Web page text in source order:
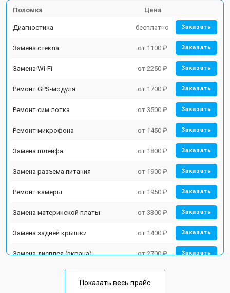
Поломка Цена
Диагностика бесплатно Заказать
Замена стекла от 1100 ₽ Заказать
Замена Wi-Fi от 2250 ₽ Заказать
Ремонт GPS-модуля от 1700 ₽ Заказать
Ремонт сим лотка от 3500 ₽ Заказать
Ремонт микрофона от 1450 ₽ Заказать
Замена шлейфа от 1800 ₽ Заказать
Замена разъема питания от 1900 ₽ Заказать
Ремонт камеры от 1950 ₽ Заказать
Замена материнской платы от 3300 ₽ Заказать
Замена задней крышки от 1400 ₽ Заказать
Замена дисплея (экрана) от 2700 ₽ Заказать
Показать весь прайс